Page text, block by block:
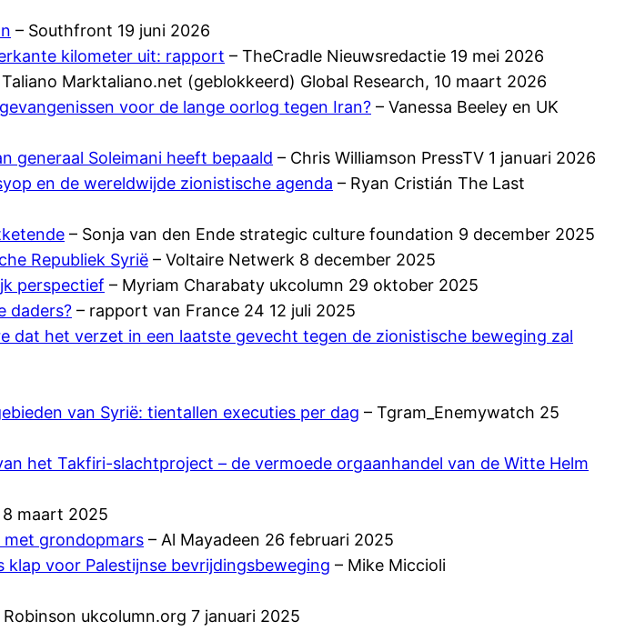
– Southfront 19 juni 2026
kilometer uit: rapport – TheCradle Nieuwsredactie 19 mei 2026
Marktaliano.net (geblokkeerd) Global Research, 10 maart 2026
voor de lange oorlog tegen Iran? – Vanessa Beeley en UK
generaal Soleimani heeft bepaald – Chris Williamson PressTV 1 januari 2026
en de wereldwijde zionistische agenda – Ryan Cristián The Last
– Sonja van den Ende strategic culture foundation 9 december 2025
Republiek Syrië – Voltaire Netwerk 8 december 2025
perspectief – Myriam Charabaty ukcolumn 29 oktober 2025
daders? – rapport van France 24 12 juli 2025
dat het verzet in een laatste gevecht tegen de zionistische beweging zal
van Syrië: tientallen executies per dag – Tgram_Enemywatch 25
het Takfiri-slachtproject – de vermoede orgaanhandel van de Witte Helm
8 maart 2025
met grondopmars – Al Mayadeen 26 februari 2025
voor Palestijnse bevrijdingsbeweging – Mike Miccioli
Robinson ukcolumn.org 7 januari 2025